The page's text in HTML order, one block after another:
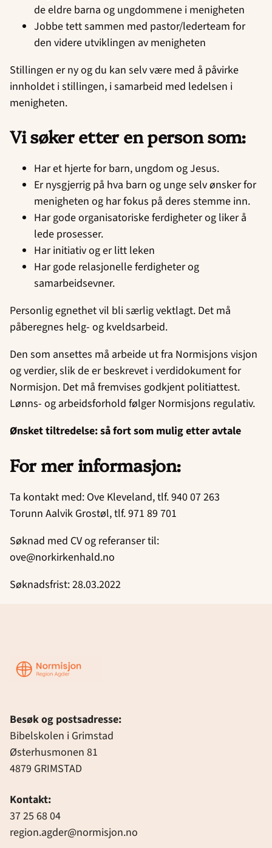
de eldre barna og ungdommene i menigheten
Jobbe tett sammen med pastor/lederteam for
den videre utviklingen av menigheten
Stillingen er ny og du kan selv være med å påvirke
innholdet i stillingen, i samarbeid med ledelsen i
menigheten.
Vi søker etter en person som:
Har et hjerte for barn, ungdom og Jesus.
Er nysgjerrig på hva barn og unge selv ønsker for
menigheten og har fokus på deres stemme inn.
Har gode organisatoriske ferdigheter og liker å
lede prosesser.
Har initiativ og er litt leken
Har gode relasjonelle ferdigheter og
samarbeidsevner.
Personlig egnethet vil bli særlig vektlagt. Det må
påberegnes helg- og kveldsarbeid.
Den som ansettes må arbeide ut fra Normisjons visjon
og verdier, slik de er beskrevet i verdidokument for
Normisjon. Det må fremvises godkjent politiattest.
Lønns- og arbeidsforhold følger Normisjons regulativ.
Ønsket tiltredelse: så fort som mulig etter avtale
For mer informasjon:
Ta kontakt med: Ove Kleveland, tlf. 940 07 263
Torunn Aalvik Grostøl, tlf. 971 89 701
Søknad med CV og referanser til:
ove@norkirkenhald.no
Søknadsfrist: 28.03.2022
Region
Agder
Besøk og postsadresse:
Bibelskolen i Grimstad
Østerhusmonen 81
4879 GRIMSTAD
Kontakt:
37 25 68 04
region.agder@normisjon.no